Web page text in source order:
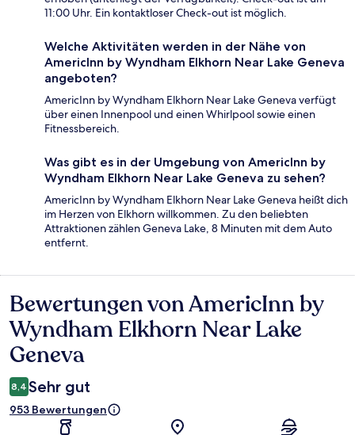
11:00 Uhr. Ein kontaktloser Check-out ist möglich.
Welche Aktivitäten werden in der Nähe von
AmericInn by Wyndham Elkhorn Near Lake Geneva
angeboten?
AmericInn by Wyndham Elkhorn Near Lake Geneva verfügt
über einen Innenpool und einen Whirlpool sowie einen
Fitnessbereich.
Was gibt es in der Umgebung von AmericInn by
Wyndham Elkhorn Near Lake Geneva zu sehen?
AmericInn by Wyndham Elkhorn Near Lake Geneva heißt dich
im Herzen von Elkhorn willkommen. Zu den beliebten
Attraktionen zählen Geneva Lake, 8 Minuten mit dem Auto
entfernt.
Bewertungen
Bewertungen von AmericInn by
Wyndham Elkhorn Near Lake
Geneva
8,4 Sehr gut
953 Bewertungen